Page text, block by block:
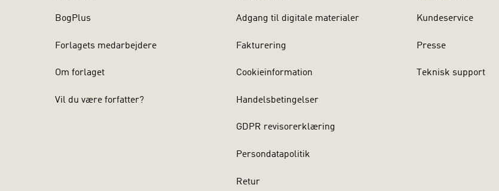
BogPlus
Forlagets medarbejdere
Om forlaget
Vil du være forfatter?
Adgang til digitale materialer
Fakturering
Cookieinformation
Handelsbetingelser
GDPR revisorerklæring
Persondatapolitik
Retur
Kundeservice
Presse
Teknisk support